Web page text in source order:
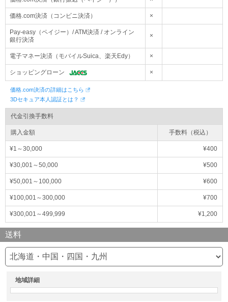
価格.com決済（コンビニ決済） ×
Pay-easy（ペイジー）/ ATM決済 / オンライン
銀行決済
×
電子マネー決済（モバイルSuica、楽天Edy） ×
ショッピングローン ×
価格.com決済の詳細はこちら
3Dセキュア本人認証とは？
代金引換手数料
購入金額 手数料（税込）
¥1～30,000 ¥400
¥30,001～50,000 ¥500
¥50,001～100,000 ¥600
¥100,001～300,000 ¥700
¥300,001～499,999 ¥1,200
送料
地域詳細